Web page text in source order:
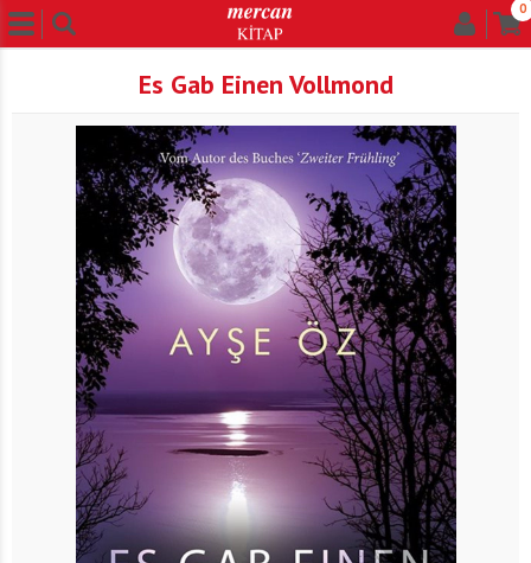
0
Es Gab Einen Vollmond